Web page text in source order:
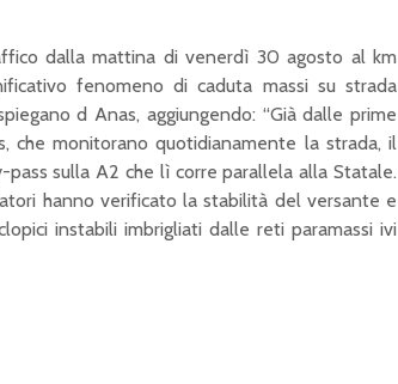
dalla mattina di venerdì 30 agosto al km
fenomeno di caduta massi su strada
d Anas, aggiungendo: “Già dalle prime
che monitorano quotidianamente la strada, il
sulla A2 che lì corre parallela alla Statale.
hanno verificato la stabilità del versante e
instabili imbrigliati dalle reti paramassi ivi